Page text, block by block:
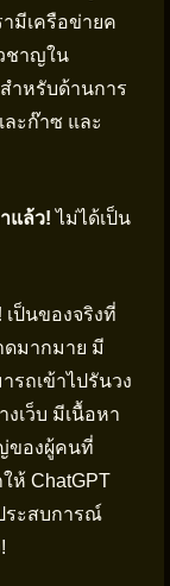
ามีเครือข่ายค
ชาญใน
ำหรับด้านการ
ะก๊าซ และ
แล้ว! ไม่ได้เป็น
เป็นของจริงที่
ดมากมาย มี
ถเข้าไปรันวง
เว็บ มีเนื้อหา
ของผู้คนที่
ห้ ChatGPT
ระสบการณ์